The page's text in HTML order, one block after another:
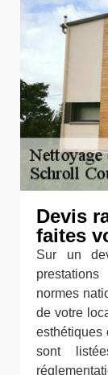
Devis
faites
Sur un
normes
de votre
esthétiques
sont